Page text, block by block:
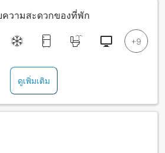
ความสะดวกของที่พัก
ดูเพิ่มเติม